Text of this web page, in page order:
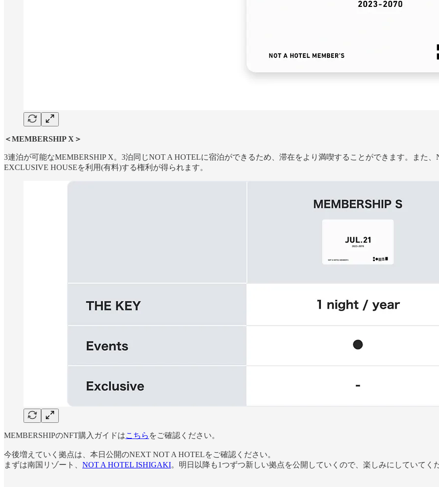
＜MEMBERSHIP X＞
3連泊が可能なMEMBERSHIP X。3泊同じNOT A HOTELに宿泊ができるため、滞在をより満喫することができます。また
EXCLUSIVE HOUSEを利用(有料)する権利が得られます。
MEMBERSHIPのNFT購入ガイドはこちら をご確認ください。
今後増えていく拠点は、本日公開のNEXT NOT A HOTELをご確認ください。
まずは南国リゾート、 NOT A HOTEL ISHIGAKI。明日以降も1つずつ新しい拠点を公開していくので、楽しみにしていてく